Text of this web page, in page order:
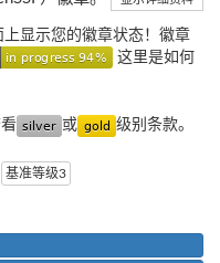
显示您的徽章状态！徽章
这里是如何
或 级别条款。
基准等级3